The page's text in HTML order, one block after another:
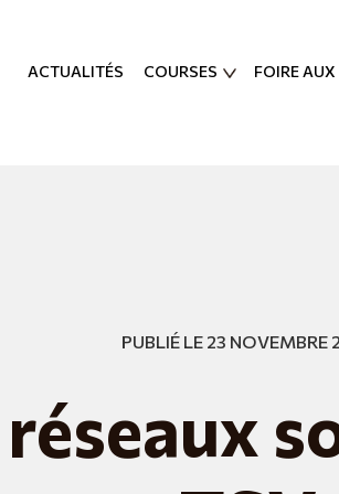
ACTUALITÉS COURSES FOIRE
PUBLIÉ LE 23 NOVEMBRE